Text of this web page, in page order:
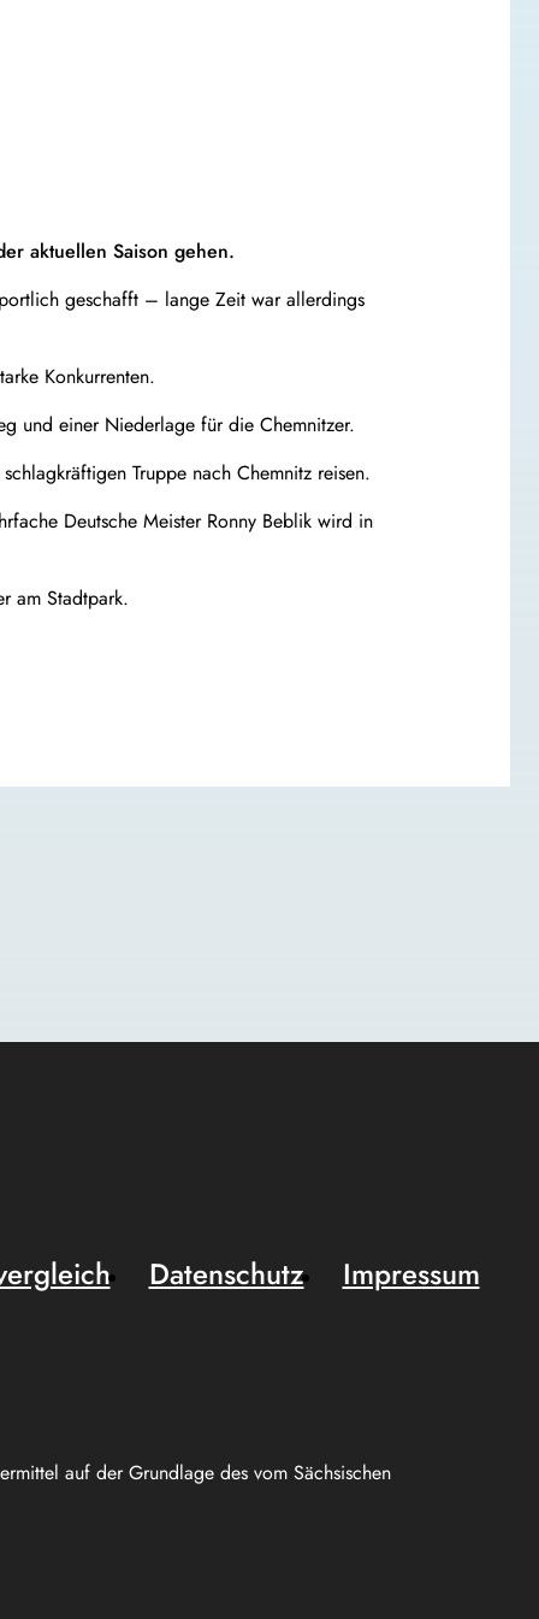
aktuellen Saison gehen.
geschafft – lange Zeit war allerdings
Konkurrenten.
und einer Niederlage für die Chemnitzer.
Truppe nach Chemnitz reisen.
Deutsche Meister Ronny Beblik wird in
am Stadtpark.
auf der Grundlage des vom Sächsischen
Datenschutz
Impressum